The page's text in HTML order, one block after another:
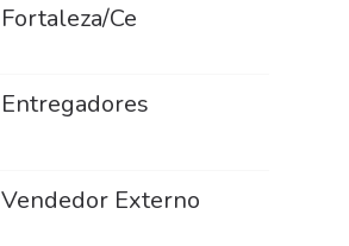
Fortaleza/Ce
Entregadores
Vendedor Externo